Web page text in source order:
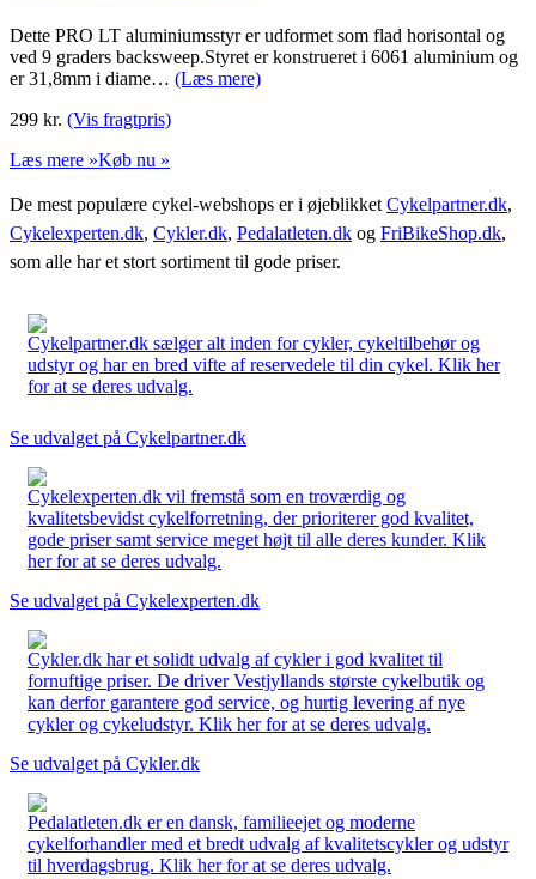
Dette PRO LT aluminiumsstyr er udformet som flad horisontal og
ved 9 graders backsweep.Styret er konstrueret i 6061 aluminium og
er 31,8mm i diame… (Læs mere)
299 kr. (Vis fragtpris)
Læs mere »Køb nu »
De mest populære cykel-webshops er i øjeblikket Cykelpartner.dk,
Cykelexperten.dk, Cykler.dk, Pedalatleten.dk og FriBikeShop.dk,
som alle har et stort sortiment til gode priser.
Cykelpartner.dk sælger alt inden for cykler, cykeltilbehør og
udstyr og har en bred vifte af reservedele til din cykel. Klik her
for at se deres udvalg.
Se udvalget på Cykelpartner.dk
Cykelexperten.dk vil fremstå som en troværdig og
kvalitetsbevidst cykelforretning, der prioriterer god kvalitet,
gode priser samt service meget højt til alle deres kunder. Klik
her for at se deres udvalg.
Se udvalget på Cykelexperten.dk
Cykler.dk har et solidt udvalg af cykler i god kvalitet til
fornuftige priser. De driver Vestjyllands største cykelbutik og
kan derfor garantere god service, og hurtig levering af nye
cykler og cykeludstyr. Klik her for at se deres udvalg.
Se udvalget på Cykler.dk
Pedalatleten.dk er en dansk, familieejet og moderne
cykelforhandler med et bredt udvalg af kvalitetscykler og udstyr
til hverdagsbrug. Klik her for at se deres udvalg.